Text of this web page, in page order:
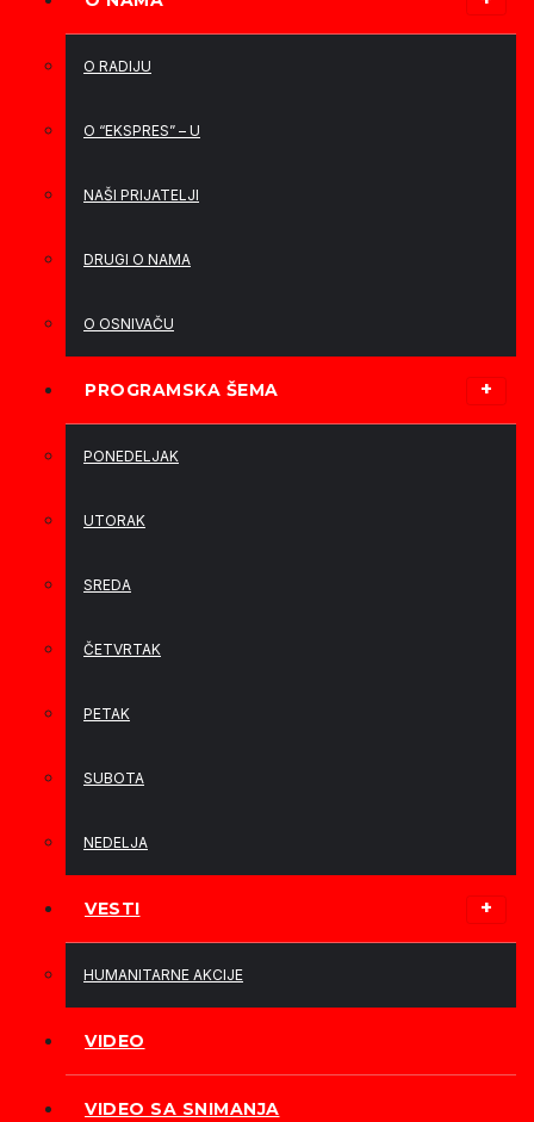
O RADIJU
O “EKSPRES” – U
NAŠI PRIJATELJI
DRUGI O NAMA
O OSNIVAČU
PROGRAMSKA ŠEMA
PONEDELJAK
UTORAK
SREDA
ČETVRTAK
PETAK
SUBOTA
NEDELJA
VESTI
HUMANITARNE AKCIJE
VIDEO
VIDEO SA SNIMANJA